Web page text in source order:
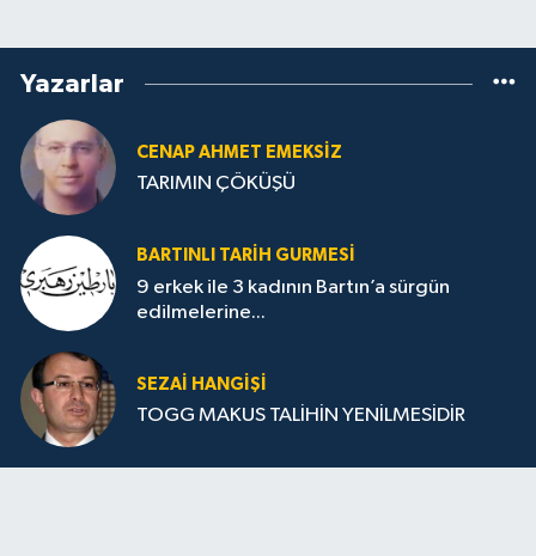
Yazarlar
CENAP AHMET EMEKSİZ
TARIMIN ÇÖKÜŞÜ
BARTINLI TARIH GURMESI
9 erkek ile 3 kadının Bartın’a sürgün
edilmelerine...
SEZAI HANGİŞİ
TOGG MAKUS TALİHİN YENİLMESİDİR